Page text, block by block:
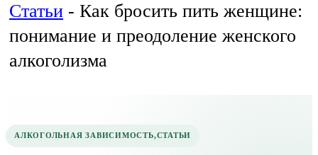
Статьи - Как бросить пить женщине:
понимание и преодоление женского
алкоголизма
АЛКОГОЛЬНАЯ ЗАВИСИМОСТЬ,СТАТЬИ